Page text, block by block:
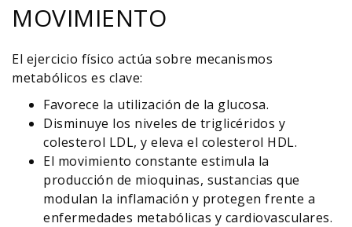
MOVIMIENTO
El ejercicio físico actúa sobre mecanismos
metabólicos es clave:
Favorece la utilización de la glucosa.
Disminuye los niveles de triglicéridos y
colesterol LDL, y eleva el colesterol HDL.
El movimiento constante estimula la
producción de mioquinas, sustancias que
modulan la inflamación y protegen frente a
enfermedades metabólicas y cardiovasculares.